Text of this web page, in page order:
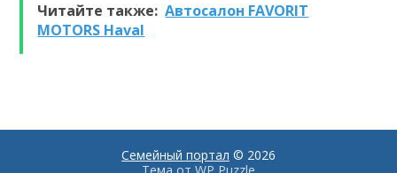
Читайте также: Автосалон FAVORIT
MOTORS Haval
Семейный портал © 2026